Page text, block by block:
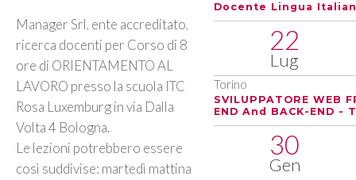
Manager Srl, ente accreditato,
ricerca docenti per Corso di 8
ore di ORIENTAMENTO AL
LAVORO presso la scuola ITC
Rosa Luxemburg in via Dalla
Volta 4 Bologna.
Le lezioni potrebbero essere
così suddivise: martedì mattina
Docente Lingua
22
Lug
Torino
SVILUPPATORE WEB
END And BACK-END -
30
Gen